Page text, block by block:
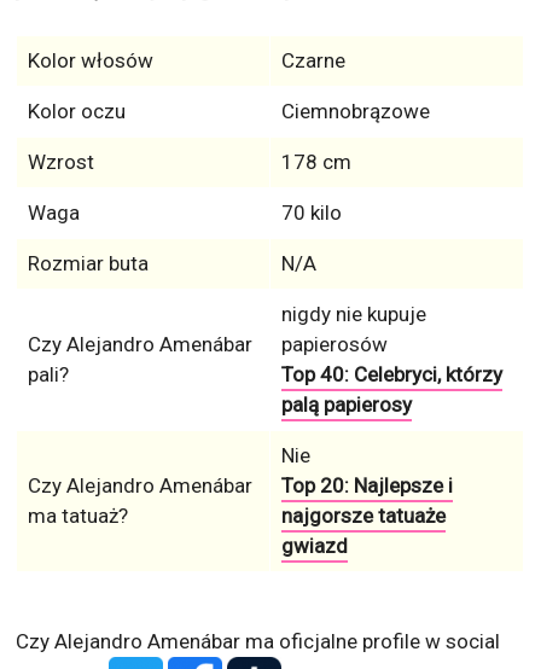
Kolor włosów Czarne
Kolor oczu Ciemnobrązowe
Wzrost 178 cm
Waga 70 kilo
Rozmiar buta N/A
Czy Alejandro Amenábar
pali?
nigdy nie kupuje
papierosów
Top 40: Celebryci, którzy
palą papierosy
Czy Alejandro Amenábar
ma tatuaż?
Nie
Top 20: Najlepsze i
najgorsze tatuaże
gwiazd
Czy Alejandro Amenábar ma oficjalne profile w social